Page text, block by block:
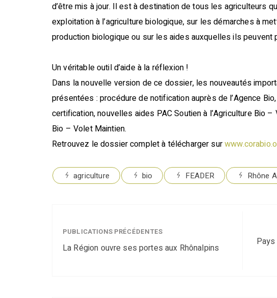
d’être mis à jour. Il est à destination de tous les agriculteurs
exploitation à l’agriculture biologique, sur les démarches à
production biologique ou sur les aides auxquelles ils peuvent
Un véritable outil d’aide à la réflexion !
Dans la nouvelle version de ce dossier, les nouveautés
présentées : procédure de notification auprès de l’Agence
certification, nouvelles aides PAC Soutien à l’Agriculture Bio
Bio – Volet Maintien.
Retrouvez le dossier complet à télécharger sur
agriculture bio FEADER Rhône
PUBLICATIONS PRÉCÉDENTES
La Région ouvre ses portes aux Rhônalpins